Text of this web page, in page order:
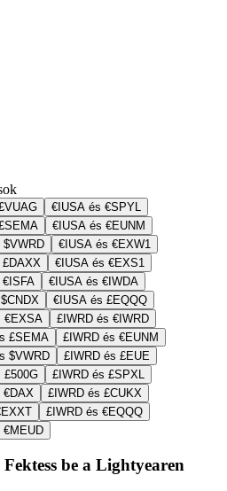
€IUSA és €SPYL
€IUSA és €EUNM
€IUSA és €EXW1
€IUSA és €EXS1
€IUSA és €IWDA
€IUSA és £EQQQ
€EXSA
£IWRD és €IWRD
£SEMA
£IWRD és €EUNM
$VWRD
£IWRD és £EUE
£500G
£IWRD és £SPXL
€DAX
£IWRD és £CUKX
£IWRD és €EQQQ
€MEUD
be a Lightyearen